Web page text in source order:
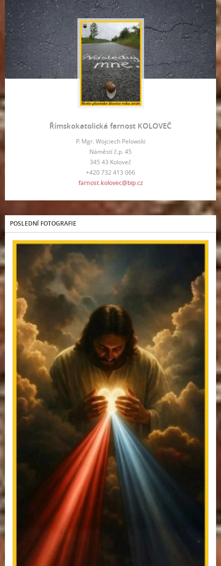
Římskokatolická farnost KOLOVEČ
P. Mgr. Wojciech Pelowski
Náměstí č.p. 45
345 43 Koloveč
+420 732 413 066
farnost.kolovec@bip.cz
POSLEDNÍ FOTOGRAFIE